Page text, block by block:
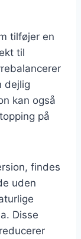
tilføjer en
til
dejlig
kan også
på
findes
uden
Disse